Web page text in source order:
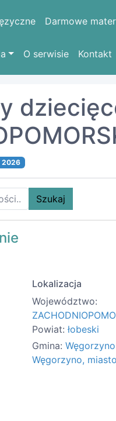
Darmowe
O serwisie Kontakt
2026
Szukaj
Lokalizacja
Województwo:
Powiat: łobeski
Gmina: Węgorzyno
Węgorzyno, miasto